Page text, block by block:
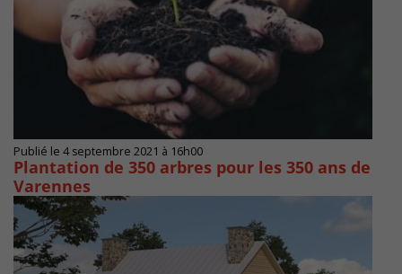
Publié le 4 septembre 2021 à 16h00
Plantation de 350 arbres pour les 350 ans de
Varennes